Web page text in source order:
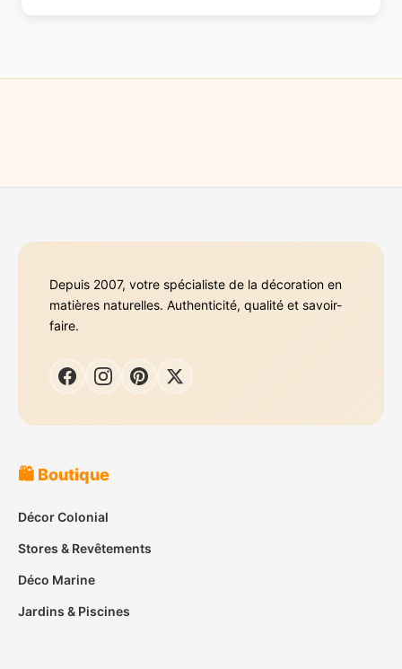
Depuis 2007, votre spécialiste de la décoration en
matières naturelles. Authenticité, qualité et savoir-
faire.
🛍️ Boutique
Décor Colonial
Stores & Revêtements
Déco Marine
Jardins & Piscines